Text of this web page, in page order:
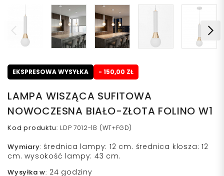
EKSPRESOWA WYSYŁKA - 150,00 ZŁ
LAMPA WISZĄCA SUFITOWA
NOWOCZESNA BIAŁO-ZŁOTA FOLINO W1
Kod produktu: LDP 7012-1B (WT+FGD)
Wymiary: średnica lampy: 12 cm. średnica klosza: 12
cm. wysokość lampy: 43 cm.
Wysyłka w: 24 godziny